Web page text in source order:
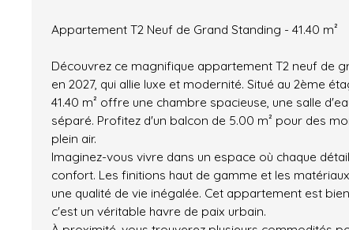
Appartement T2 Neuf de Grand Standing - 41.40 m²
Découvrez ce magnifique appartement T2 neuf de
en 2027, qui allie luxe et modernité. Situé au 2ème
41.40 m² offre une chambre spacieuse, une salle
séparé. Profitez d'un balcon de 5.00 m² pour des
plein air.
Imaginez-vous vivre dans un espace où chaque
confort. Les finitions haut de gamme et les
une qualité de vie inégalée. Cet appartement est
c'est un véritable havre de paix urbain.